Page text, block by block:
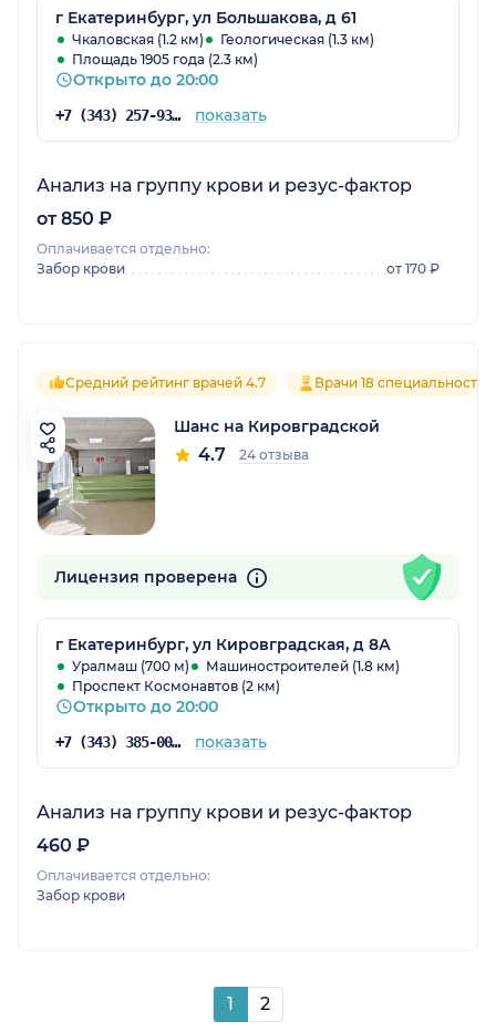
г Екатеринбург, ул Большакова, д 61
Чкаловская (1.2 км)
Геологическая (1.3 км)
Площадь 1905 года (2.3 км)
Открыто до 20:00
+7 (343) 257-93-98 показать
Анализ на группу крови и резус-фактор
от 850 ₽
Оплачивается отдельно:
Забор крови
от 170 ₽
Средний рейтинг врачей 4.7 Врачи 18 специальностей
Шанс на Кировградской
4.7 24 отзыва
Лицензия проверена
г Екатеринбург, ул Кировградская, д 8А
Уралмаш (700 м)
Машиностроителей (1.8 км)
Проспект Космонавтов (2 км)
Открыто до 20:00
+7 (343) 385-00-01 показать
Анализ на группу крови и резус-фактор
460 ₽
Оплачивается отдельно:
Забор крови
1 2